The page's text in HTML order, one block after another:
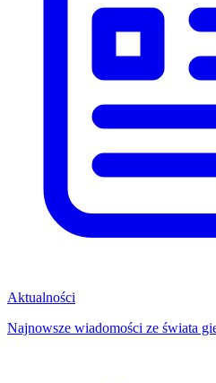
Aktualności
Najnowsze wiadomości ze świata